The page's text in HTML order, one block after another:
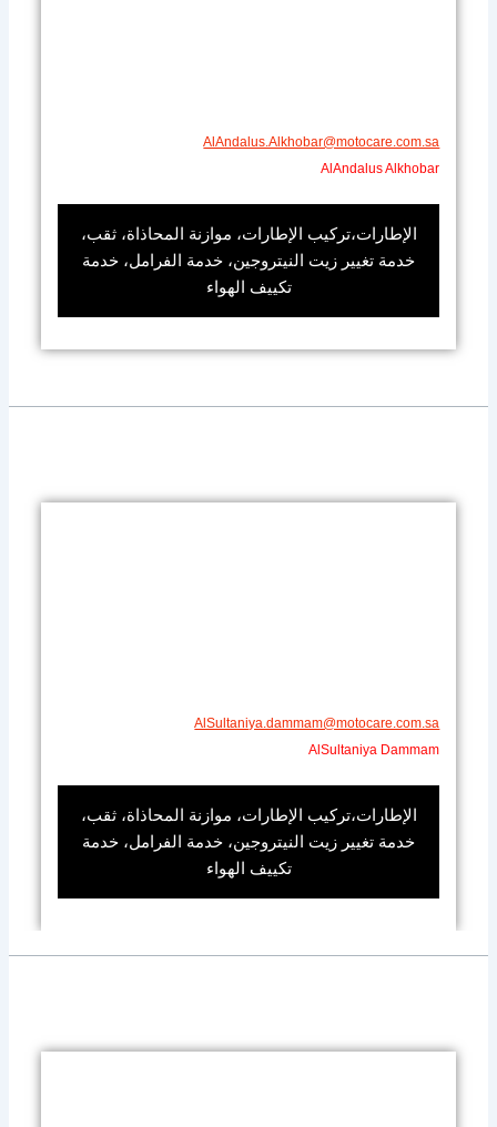
AlAndalus.Alkhobar@motocare.com.sa​
AlAndalus Alkhobar
الإطارات،تركيب الإطارات، موازنة المحاذاة، ثقب،
خدمة تغيير زيت النيتروجين، خدمة الفرامل، خدمة
تكييف الهواء
AlSultaniya.dammam@motocare.com.sa​
AlSultaniya Dammam
الإطارات،تركيب الإطارات، موازنة المحاذاة، ثقب،
خدمة تغيير زيت النيتروجين، خدمة الفرامل، خدمة
تكييف الهواء